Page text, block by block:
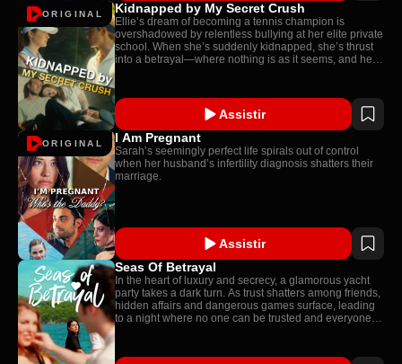
ORIGINAL Kidnapped by My Secret Crush
Ellie’s dream of becoming a tennis champion is
overshadowed by relentless bullying at her elite private
school. When she’s suddenly kidnapped, she’s thrust
into a betrayal—where nothing is as it seems, and her
Assistir
ORIGINAL I Am Pregnant
Sarah’s seemingly perfect life spirals out of control
when her husband’s infertility diagnosis shatters their
marriage.
Assistir
Seas Of Betrayal
In the heart of luxury and secrecy, a glamorous yacht
party takes a dark turn. As trust shatters among friends,
hidden affairs and dangerous games surface, leading
to a night where no one can be trusted and everyone